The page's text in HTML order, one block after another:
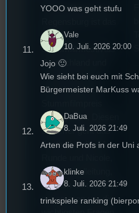
Stummfilmwoche in
älteste
Stummfilmfestivals
Deutschland und
wurde auch mit
dem deutschen
2022 gekürt. Diesen
Sommer geht das
Festival in die 44.
die Festivalleitung,
hat sich für uns Zeit
genommen um die
YOOO was geht stufu
Vale
10. Juli. 2026 20:00
Jojo 🙂
Wie sieht bei euch mit
Bürgermeister MarKuss
DaBua
8. Juli. 2026 21:49
Arten die Profs in der Uni
klinke
8. Juli. 2026 21:49
trinkspiele ranking